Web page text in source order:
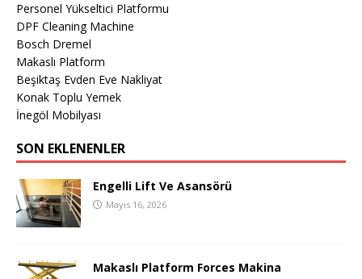
Personel Yükseltici Platformu
DPF Cleaning Machine
Bosch Dremel
Makaslı Platform
Beşiktaş Evden Eve Nakliyat
Konak Toplu Yemek
İnegöl Mobilyası
SON EKLENENLER
Engelli Lift Ve Asansörü
Mayıs 16, 2026
Makaslı Platform Forces Makina